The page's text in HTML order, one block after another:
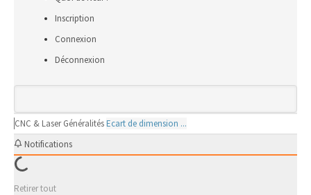
Inscription
Connexion
Déconnexion
CNC & Laser GénéralitésEcart de dimension ...
Notifications
Retirer tout